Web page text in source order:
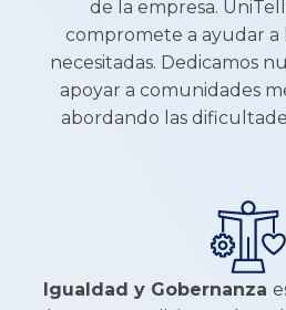
de la empresa.
compromete a ayudar a
necesitadas. Dedicamos
apoyar a comunidades
abordando las
Igualdad y Gobernanza